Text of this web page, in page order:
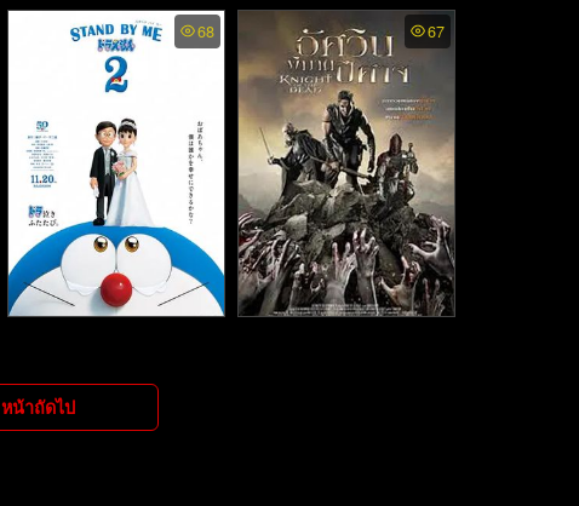
Dracula - แดร็กคูล่า (202
5)
Sore A Wife from the Futu
re - Sore ภรรยาจากอนาค
ต (2025)
68
ดไป 2 (2020)
67
หน้าถัดไป